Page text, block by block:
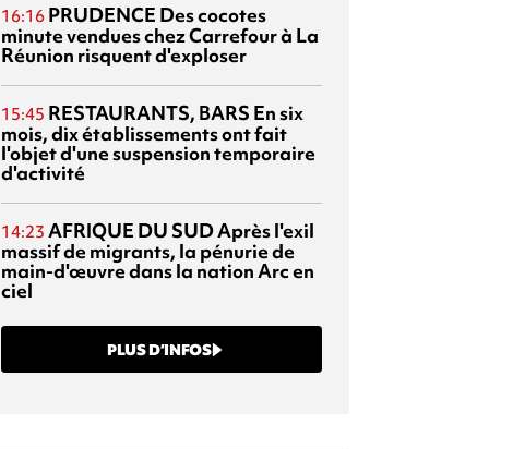
16:16 PRUDENCE Des cocotes
minute vendues chez Carrefour à La
Réunion risquent d'exploser
15:45 RESTAURANTS, BARS En six
mois, dix établissements ont fait
l'objet d'une suspension temporaire
d'activité
14:23 AFRIQUE DU SUDAprès l'exil
massif de migrants, la pénurie de
main-d'œuvre dans la nation Arc en
ciel
PLUS D’INFOS